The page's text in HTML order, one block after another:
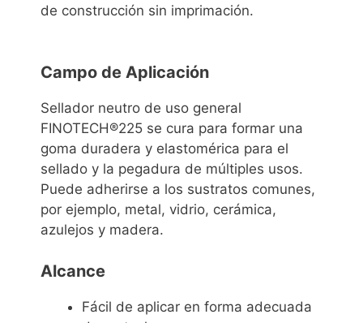
de construcción sin imprimación.
Campo de Aplicación
Sellador neutro de uso general
FINOTECH®225 se cura para formar una
goma duradera y elastomérica para el
sellado y la pegadura de múltiples usos.
Puede adherirse a los sustratos comunes,
por ejemplo, metal, vidrio, cerámica,
azulejos y madera.
Alcance
Fácil de aplicar en forma adecuada